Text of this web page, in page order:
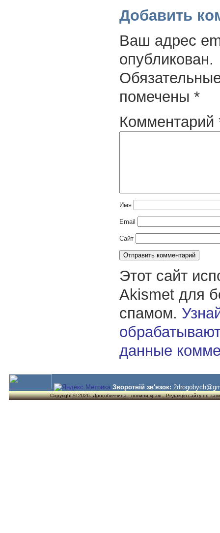
Добавить
Ваш адрес
опубликован.
помечены *
Комментарий
Имя
Email
Сайт
Этот сайт
Akismet для
спамом.
данные
Зворотній зв'язок:
Copyright © 2026. Дрогобиччина - новини краю . Редакція сайту не